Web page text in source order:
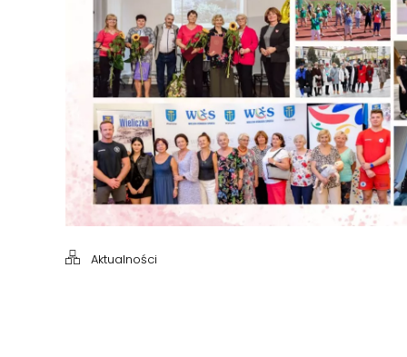
Aktualności